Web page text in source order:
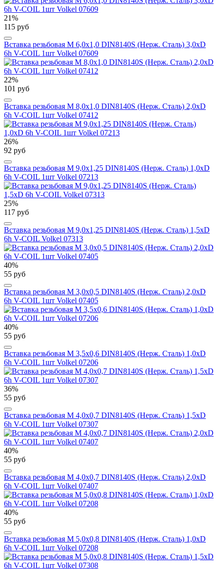
21%
115 руб
Вставка резьбовая М 6,0х1,0 DIN8140S (Нерж. Сталь) 3,0xD
6h V-COIL 1шт Volkel 07609
22%
101 руб
Вставка резьбовая М 8,0х1,0 DIN8140S (Нерж. Сталь) 2,0xD
6h V-COIL 1шт Volkel 07412
26%
92 руб
Вставка резьбовая М 9,0х1,25 DIN8140S (Нерж. Сталь) 1,0xD
6h V-COIL 1шт Volkel 07213
25%
117 руб
Вставка резьбовая М 9,0х1,25 DIN8140S (Нерж. Сталь) 1,5xD
6h V-COIL Volkel 07313
40%
55 руб
Вставка резьбовая М 3,0х0,5 DIN8140S (Нерж. Сталь) 2,0xD
6h V-COIL 1шт Volkel 07405
40%
55 руб
Вставка резьбовая М 3,5х0,6 DIN8140S (Нерж. Сталь) 1,0xD
6h V-COIL 1шт Volkel 07206
36%
55 руб
Вставка резьбовая М 4,0х0,7 DIN8140S (Нерж. Сталь) 1,5xD
6h V-COIL 1шт Volkel 07307
40%
55 руб
Вставка резьбовая М 4,0х0,7 DIN8140S (Нерж. Сталь) 2,0xD
6h V-COIL 1шт Volkel 07407
40%
55 руб
Вставка резьбовая М 5,0х0,8 DIN8140S (Нерж. Сталь) 1,0xD
6h V-COIL 1шт Volkel 07208